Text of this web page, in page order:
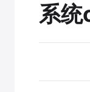
系